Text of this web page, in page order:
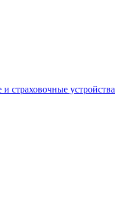
страховочные устройства